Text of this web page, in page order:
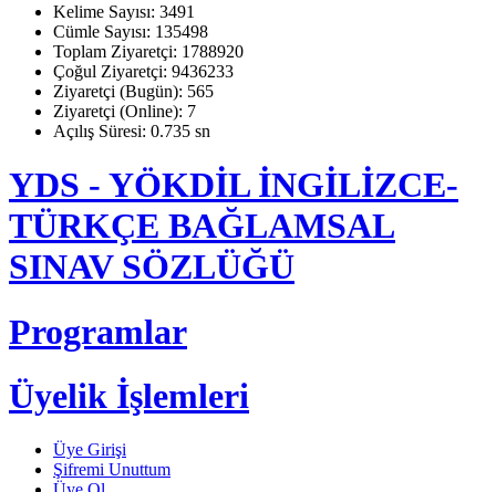
Kelime Sayısı: 3491
Cümle Sayısı: 135498
Toplam Ziyaretçi: 1788920
Çoğul Ziyaretçi: 9436233
Ziyaretçi (Bugün): 565
Ziyaretçi (Online): 7
Açılış Süresi: 0.735 sn
YDS - YÖKDİL İNGİLİZCE-
TÜRKÇE BAĞLAMSAL
SINAV SÖZLÜĞÜ
Programlar
Üyelik İşlemleri
Üye Girişi
Şifremi Unuttum